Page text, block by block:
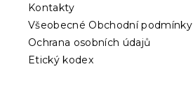
Kontakty
Všeobecné Obchodní podmínky
Ochrana osobních údajů
Etický kodex